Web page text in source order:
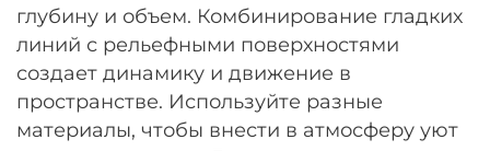
глубину и объем. Комбинирование гладких
линий с рельефными поверхностями
создает динамику и движение в
пространстве. Используйте разные
материалы, чтобы внести в атмосферу уют